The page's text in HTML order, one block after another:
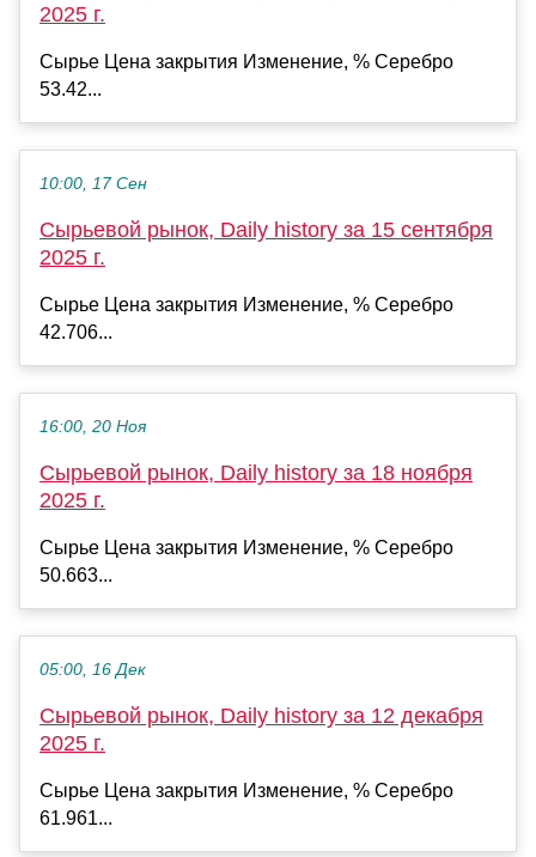
2025 г.
Сырье Цена закрытия Изменение, % Серебро
53.42...
10:00, 17 Сен
Сырьевой рынок, Daily history за 15 сентября
2025 г.
Сырье Цена закрытия Изменение, % Серебро
42.706...
16:00, 20 Ноя
Сырьевой рынок, Daily history за 18 ноября
2025 г.
Сырье Цена закрытия Изменение, % Серебро
50.663...
05:00, 16 Дек
Сырьевой рынок, Daily history за 12 декабря
2025 г.
Сырье Цена закрытия Изменение, % Серебро
61.961...